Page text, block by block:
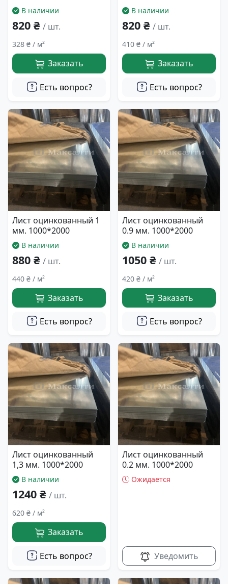
В наличии
820 ₴ / шт.
328 ₴ / м²
Заказать
Есть вопрос?
В наличии
820 ₴ / шт.
410 ₴ / м²
Заказать
Есть вопрос?
Лист оцинкованный 1
мм. 1000*2000
В наличии
880 ₴ / шт.
440 ₴ / м²
Заказать
Есть вопрос?
Лист оцинкованный
0.9 мм. 1000*2000
В наличии
1050 ₴ / шт.
420 ₴ / м²
Заказать
Есть вопрос?
Лист оцинкованный
1,3 мм. 1000*2000
В наличии
1240 ₴ / шт.
620 ₴ / м²
Заказать
Есть вопрос?
Лист оцинкованный
0.2 мм. 1000*2000
Ожидается
Уведомить